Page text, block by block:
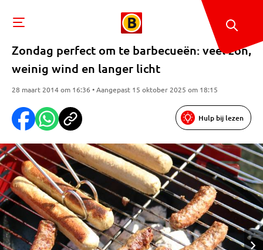
Zondag perfect om te barbecueën: veel zon,
weinig wind en langer licht
28 maart 2014 om 16:36 • Aangepast 15 oktober 2025 om 18:15
Hulp bij lezen